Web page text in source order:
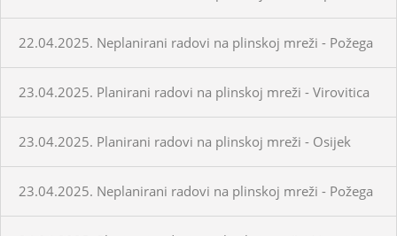
22.04.2025. Neplanirani radovi na plinskoj mreži - Požega
23.04.2025. Planirani radovi na plinskoj mreži - Virovitica
23.04.2025. Planirani radovi na plinskoj mreži - Osijek
23.04.2025. Neplanirani radovi na plinskoj mreži - Požega